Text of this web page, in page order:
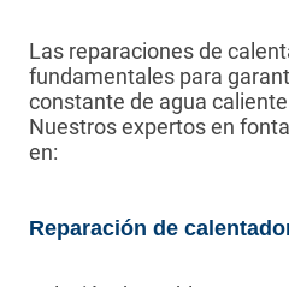
Las reparaciones de
fundamentales para
constante de agua
Nuestros expertos en
en:
Reparación de